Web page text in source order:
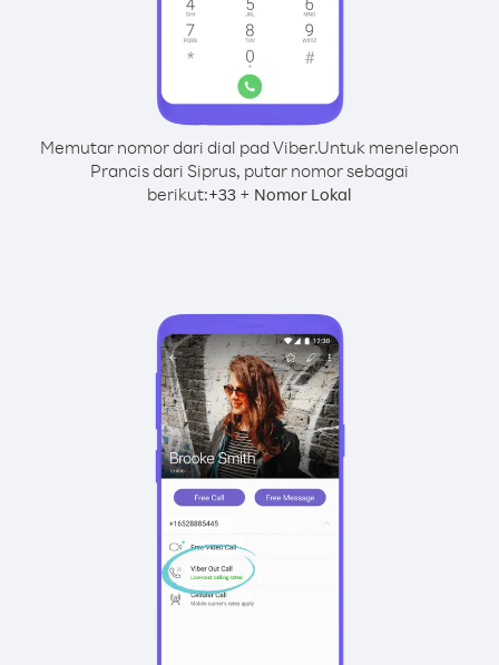
Memutar nomor dari dial pad Viber.Untuk menelepon
Prancis dari Siprus, putar nomor sebagai
berikut:+33 + Nomor Lokal